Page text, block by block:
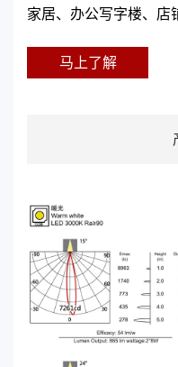
家居、办公写字楼、店
马上了解